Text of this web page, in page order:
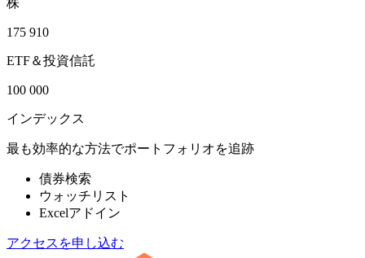
175 910
ETF＆投資信託
100 000
インデックス
最も効率的な方法でポートフォリオを追跡
債券検索
ウォッチリスト
Excelアドイン
アクセスを申し込む